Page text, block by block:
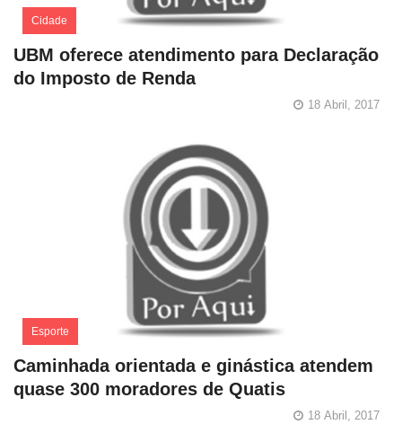
Cidade
UBM oferece atendimento para Declaração
do Imposto de Renda
18 Abril, 2017
Esporte
Caminhada orientada e ginástica atendem
quase 300 moradores de Quatis
18 Abril, 2017